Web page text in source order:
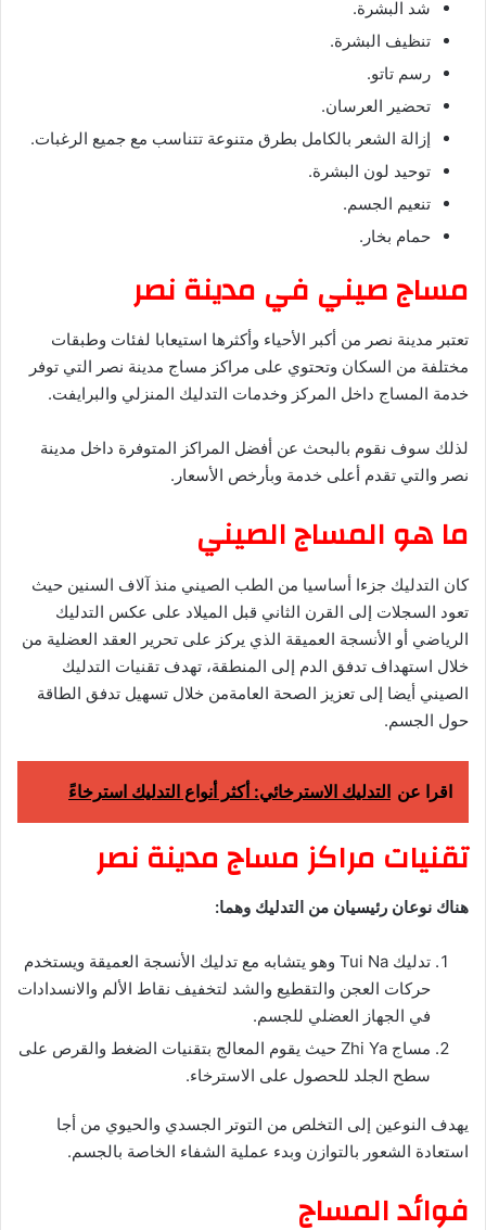
شد البشرة.
تنظيف البشرة.
رسم تاتو.
تحضير العرسان.
إزالة الشعر بالكامل بطرق متنوعة تتناسب مع جميع الرغبات.
توحيد لون البشرة.
تنعيم الجسم.
حمام بخار.
مساج صيني في مدينة نصر
تعتبر مدينة نصر من أكبر الأحياء وأكثرها استيعابا لفئات وطبقات
مختلفة من السكان وتحتوي على مراكز مساج مدينة نصر التي توفر
خدمة المساج داخل المركز وخدمات التدليك المنزلي والبرايفت.
لذلك سوف نقوم بالبحث عن أفضل المراكز المتوفرة داخل مدينة
نصر والتي تقدم أعلى خدمة وبأرخص الأسعار.
ما هو المساج الصيني
كان التدليك جزءا أساسيا من الطب الصيني منذ آلاف السنين حيث
تعود السجلات إلى القرن الثاني قبل الميلاد على عكس التدليك
الرياضي أو الأنسجة العميقة الذي يركز على تحرير العقد العضلية من
خلال استهداف تدفق الدم إلى المنطقة، تهدف تقنيات التدليك
الصيني أيضا إلى تعزيز الصحة العامةمن خلال تسهيل تدفق الطاقة
حول الجسم.
اقرا عن التدليك الاسترخائي: أكثر أنواع التدليك استرخاءً
تقنيات مراكز مساج مدينة نصر
هناك نوعان رئيسيان من التدليك وهما:
تدليك Tui Na وهو يتشابه مع تدليك الأنسجة العميقة ويستخدم
حركات العجن والتقطيع والشد لتخفيف نقاط الألم والانسدادات
في الجهاز العضلي للجسم.
مساج Zhi Ya حيث يقوم المعالج بتقنيات الضغط والقرص على
سطح الجلد للحصول على الاسترخاء.
يهدف النوعين إلى التخلص من التوتر الجسدي والحيوي من أجا
استعادة الشعور بالتوازن وبدء عملية الشفاء الخاصة بالجسم.
فوائد المساج